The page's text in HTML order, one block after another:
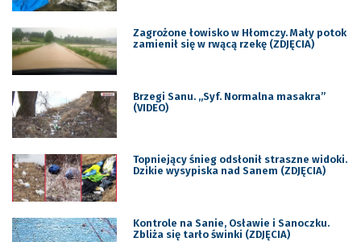
Zagrożone łowisko w Hłomczy. Mały potok
zamienił się w rwącą rzekę (ZDJĘCIA)
Brzegi Sanu. „Syf. Normalna masakra”
(VIDEO)
Topniejący śnieg odsłonił straszne widoki.
Dzikie wysypiska nad Sanem (ZDJĘCIA)
Kontrole na Sanie, Osławie i Sanoczku.
Zbliża się tarło świnki (ZDJĘCIA)